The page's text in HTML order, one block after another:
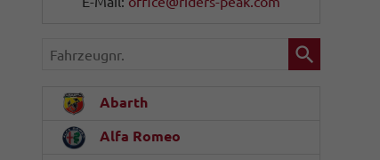
Fahrzeugnr.
Abarth
Alfa Romeo